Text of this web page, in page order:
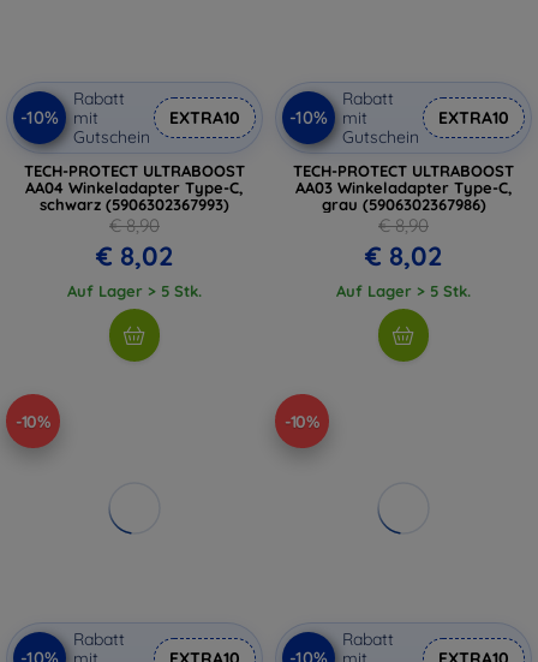
-10%
Rabatt
mit
Gutschein
EXTRA10
TECH-PROTECT ULTRABOOST
AA04 Winkeladapter Type-C,
schwarz (5906302367993)
€ 8,90
€ 8,02
Auf Lager > 5 Stk.
-10%
Rabatt
mit
Gutschein
EXTRA10
TECH-PROTECT ULTRABOOST
AA03 Winkeladapter Type-C,
grau (5906302367986)
€ 8,90
€ 8,02
Auf Lager > 5 Stk.
-10%
Rabatt
-10%
Rabatt